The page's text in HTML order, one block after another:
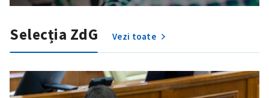
Selecția ZdG Vezi toate